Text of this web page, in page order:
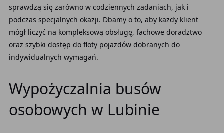
sprawdzą się zarówno w codziennych zadaniach, jak i
podczas specjalnych okazji. Dbamy o to, aby każdy klient
mógł liczyć na kompleksową obsługę, fachowe doradztwo
oraz szybki dostęp do floty pojazdów dobranych do
indywidualnych wymagań.
Wypożyczalnia busów
osobowych w Lubinie